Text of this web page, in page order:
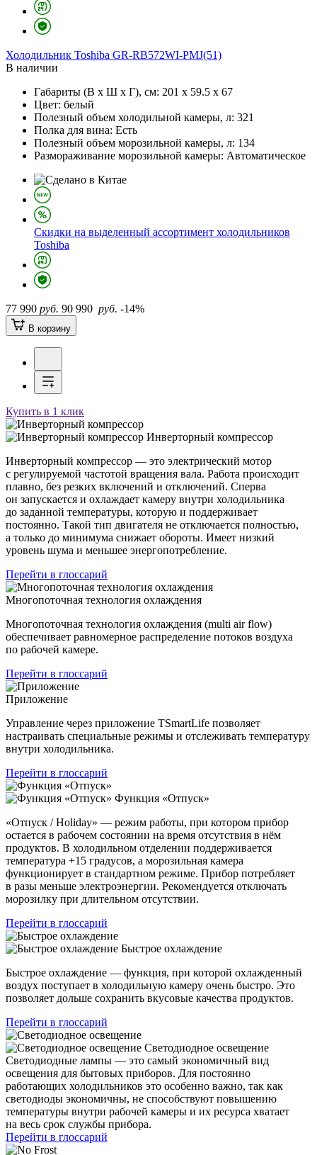
Холодильник Toshiba GR-RB572WI-PMJ(51)
В наличии
Габариты (В х Ш х Г), см: 201 х 59.5 х 67
Цвет: белый
Полезный объем холодильной камеры, л: 321
Полка для вина: Есть
Полезный объем морозильной камеры, л: 134
Размораживание морозильной камеры: Автоматическое
Скидки на выделенный ассортимент холодильников
Toshiba
77 990 руб. 90 990 руб. -14%
В корзину
Купить в 1 клик
Инверторный компрессор
Инверторный компрессор — это электрический мотор
с регулируемой частотой вращения вала. Работа происходит
плавно, без резких включений и отключений. Сперва
он запускается и охлаждает камеру внутри холодильника
до заданной температуры, которую и поддерживает
постоянно. Такой тип двигателя не отключается полностью,
а только до минимума снижает обороты. Имеет низкий
уровень шума и меньшее энергопотребление.
Перейти в глоссарий
Многопоточная технология охлаждения
Многопоточная технология охлаждения (multi air flow)
обеспечивает равномерное распределение потоков воздуха
по рабочей камере.
Перейти в глоссарий
Приложение
Управление через приложение TSmartLife позволяет
настраивать специальные режимы и отслеживать температуру
внутри холодильника.
Перейти в глоссарий
Функция «Отпуск»
«Отпуск / Holiday» — режим работы, при котором прибор
остается в рабочем состоянии на время отсутствия в нём
продуктов. В холодильном отделении поддерживается
температура +15 градусов, а морозильная камера
функционирует в стандартном режиме. Прибор потребляет
в разы меньше электроэнергии. Рекомендуется отключать
морозилку при длительном отсутствии.
Перейти в глоссарий
Быстрое охлаждение
Быстрое охлаждение — функция, при которой охлажденный
воздух поступает в холодильную камеру очень быстро. Это
позволяет дольше сохранить вкусовые качества продуктов.
Перейти в глоссарий
Светодиодное освещение
Светодиодные лампы — это самый экономичный вид
освещения для бытовых приборов. Для постоянно
работающих холодильников это особенно важно, так как
светодиоды экономичны, не способствуют повышению
температуры внутри рабочей камеры и их ресурса хватает
на весь срок службы прибора.
Перейти в глоссарий